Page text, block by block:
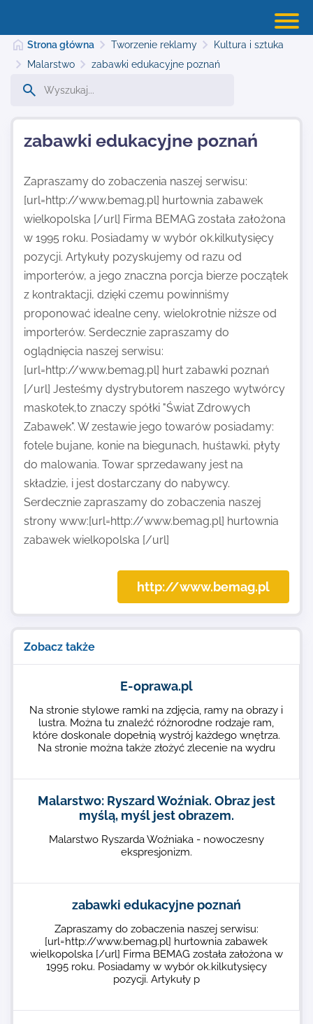
Najnowsze
Kontakt
Strona główna Tworzenie reklamy
Kultura i sztuka
Malarstwo
zabawki edukacyjne poznań
zabawki edukacyjne poznań
Zapraszamy do zobaczenia naszej serwisu:
[url=http://www.bemag.pl] hurtownia zabawek
wielkopolska [/url] Firma BEMAG została założona
w 1995 roku. Posiadamy w wybór ok.kilkutysięcy
pozycji. Artykuły pozyskujemy od razu od
importerów, a jego znaczna porcja bierze początek
z kontraktacji, dzięki czemu powinniśmy
proponować idealne ceny, wielokrotnie niższe od
importerów. Serdecznie zapraszamy do
oglądnięcia naszej serwisu:
[url=http://www.bemag.pl] hurt zabawki poznań
[/url] Jesteśmy dystrybutorem naszego wytwórcy
maskotek,to znaczy spółki "Świat Zdrowych
Zabawek". W zestawie jego towarów posiadamy:
fotele bujane, konie na biegunach, huśtawki, płyty
do malowania. Towar sprzedawany jest na
składzie, i jest dostarczany do nabywcy.
Serdecznie zapraszamy do zobaczenia naszej
strony www:[url=http://www.bemag.pl] hurtownia
zabawek wielkopolska [/url]
http://www.bemag.pl
Zobacz także
E-oprawa.pl
Na stronie stylowe ramki na zdjęcia, ramy na obrazy i
lustra. Można tu znaleźć różnorodne rodzaje ram,
które doskonale dopełnią wystrój każdego wnętrza.
Na stronie można także złożyć zlecenie na wydru
Malarstwo: Ryszard Woźniak. Obraz jest
myślą, myśl jest obrazem.
Malarstwo Ryszarda Woźniaka - nowoczesny
ekspresjonizm.
zabawki edukacyjne poznań
Zapraszamy do zobaczenia naszej serwisu:
[url=http://www.bemag.pl] hurtownia zabawek
wielkopolska [/url] Firma BEMAG została założona w
1995 roku. Posiadamy w wybór ok.kilkutysięcy
pozycji. Artykuły p